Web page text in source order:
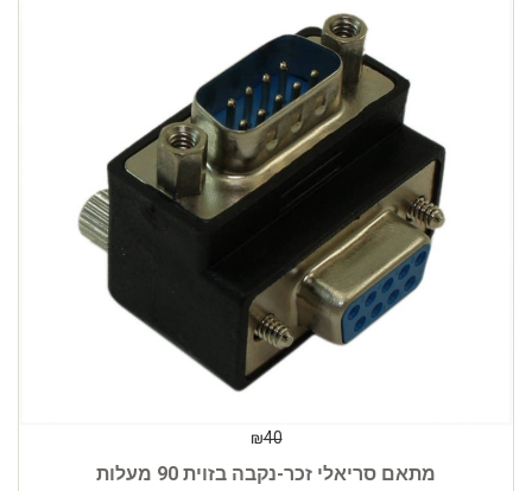
₪40
מתאם סריאלי זכר-נקבה בזוית 90 מעלות